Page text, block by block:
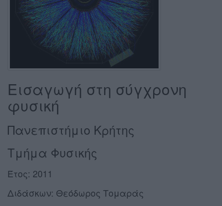
Εισαγωγή στη σύγχρονη
φυσική
Πανεπιστήμιο Κρήτης
Τμήμα Φυσικής
Έτος: 2011
Διδάσκων: Θεόδωρος Τομαράς